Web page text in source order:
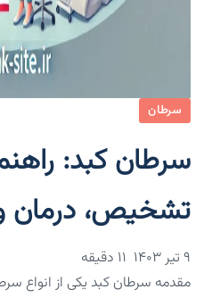
سرطان
سرطان کبد:
تشخیص، درمان
۹ تیر ۱۴۰۳
مقدمه سرطان کبد یکی از انواع